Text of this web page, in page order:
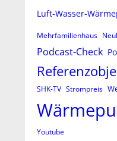
Luft-Wasser-
Mehrfamilienhaus
Podcast-Check
SHK-TV Strompreis
Youtube